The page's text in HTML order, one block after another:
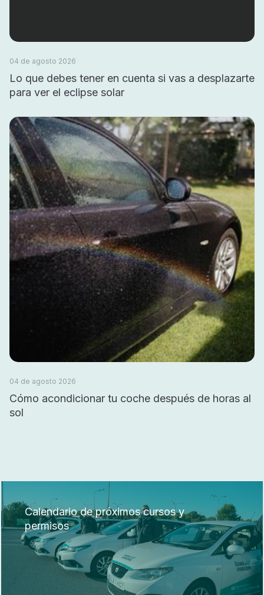
04 de agosto 2026
Lo que debes tener en cuenta si vas a desplazarte
para ver el eclipse solar
04 de agosto 2026
Cómo acondicionar tu coche después de horas al
sol
Calendario de próximos cursos y
permisos